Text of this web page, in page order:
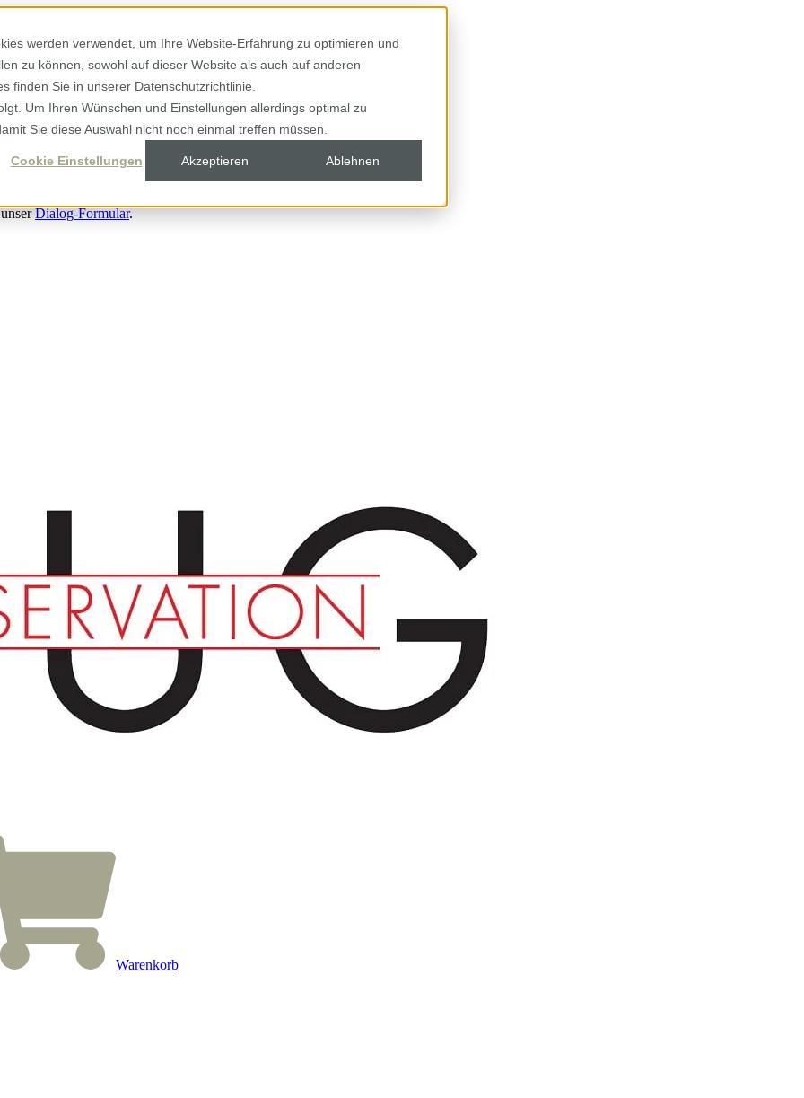
werden verwendet, um Ihre Website-Erfahrung zu optimieren und
zu können, sowohl auf dieser Website als auch auf anderen
finden Sie in unserer Datenschutzrichtlinie.
Um Ihren Wünschen und Einstellungen allerdings optimal zu
Sie diese Auswahl nicht noch einmal treffen müssen.
Cookie Einstellungen Akzeptieren Ablehnen
unserDialog-Formular.
Warenkorb